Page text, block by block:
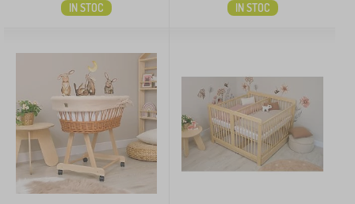
IN STOC IN STOC